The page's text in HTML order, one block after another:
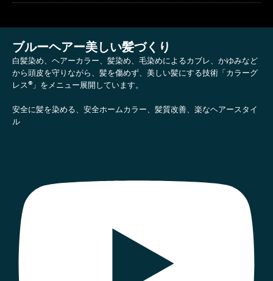
ブルーヘアー美しい髪づくり
白髪染め、ヘアーカラー、髪染め、毛染めによるカブレ、かゆみなど
から頭皮を守りながら、髪を傷めず、美しい髪にする技術「カラーグ
レス®」をメニュー展開しています。
安全に髪を染める、安全ホームカラー、髪質改善、楽なヘアースタイ
ル